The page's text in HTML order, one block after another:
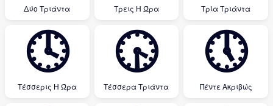
Δύο Τριάντα Τρεις Η Ώρα Τρία Τριάντα
🕓
Τέσσερις Η Ώρα
🕟
Τέσσερα Τριάντα
🕔
Πέντε Ακριβώς